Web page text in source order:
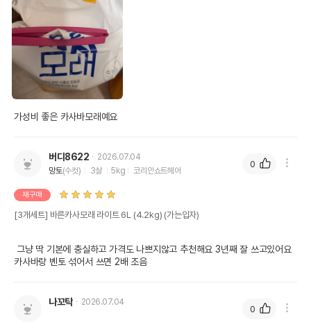
가성비 좋은 카사바모래예요
버디8622
2026.07.04
망토(수컷) 3살 5kg 코리안쇼트헤어
재구매
[3개세트] 바른카사모래 라이트 6L (4.2kg) (가는입자)
카사바랑 벤토 섞어서 쓰면 2배 조음
0
나꼬탁 2026.07.04
0